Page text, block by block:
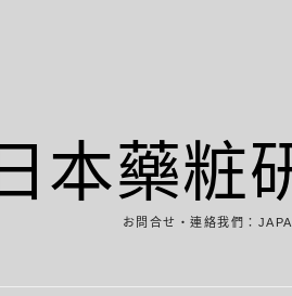
本藥粧
お問合せ・連絡我們：